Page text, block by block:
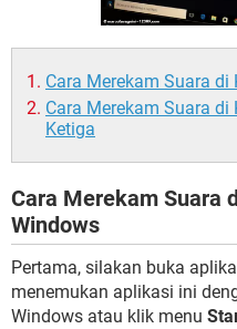
Cara Merekam Suara
Cara Merekam Suara
Ketiga
Cara Merekam Suara
Windows
Pertama, silakan buka
menemukan aplikasi ini
Windows atau klik menu